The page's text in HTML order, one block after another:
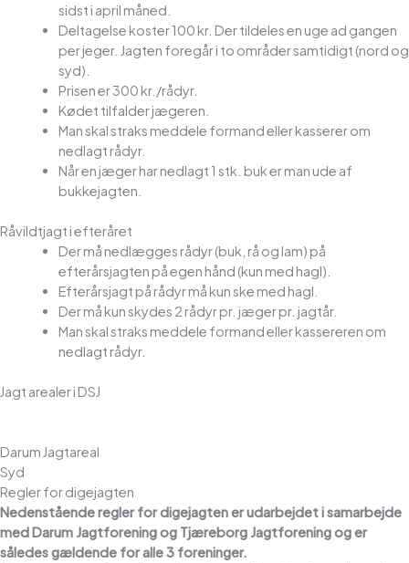
sidst i april måned.
Deltagelse koster 100 kr. Der tildeles en uge ad gangen
per jeger. Jagten foregår i to områder samtidigt (nord og
syd).
Prisen er 300 kr./rådyr.
Kødet tilfalder jægeren.
Man skal straks meddele formand eller kasserer om
nedlagt rådyr.
Når en jæger har nedlagt 1 stk. buk er man ude af
bukkejagten.
Råvildtjagt i efteråret
Der må nedlægges rådyr (buk, rå og lam) på
efterårsjagten på egen hånd (kun med hagl).
Efterårsjagt på rådyr må kun ske med hagl.
Der må kun skydes 2 rådyr pr. jæger pr. jagtår.
Man skal straks meddele formand eller kassereren om
nedlagt rådyr.
Jagt arealer i DSJ
Darum Jagtareal
Syd
Regler for digejagten
Nedenstående regler for digejagten er udarbejdet i samarbejde
med Darum Jagtforening og Tjæreborg Jagtforening og er
således gældende for alle 3 foreninger.